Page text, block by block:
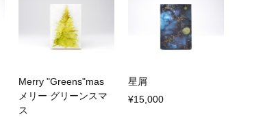
Merry "Greens"mas
メリー グリーンスマ
ス
星屑
¥15,000